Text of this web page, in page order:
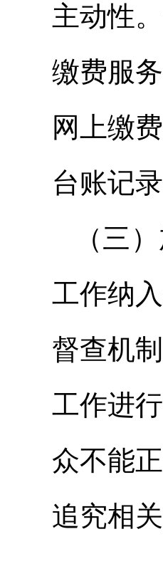
主动性
缴费服
网上缴
台账记
（三
工作纳
督查机
工作进
众不能
追究相